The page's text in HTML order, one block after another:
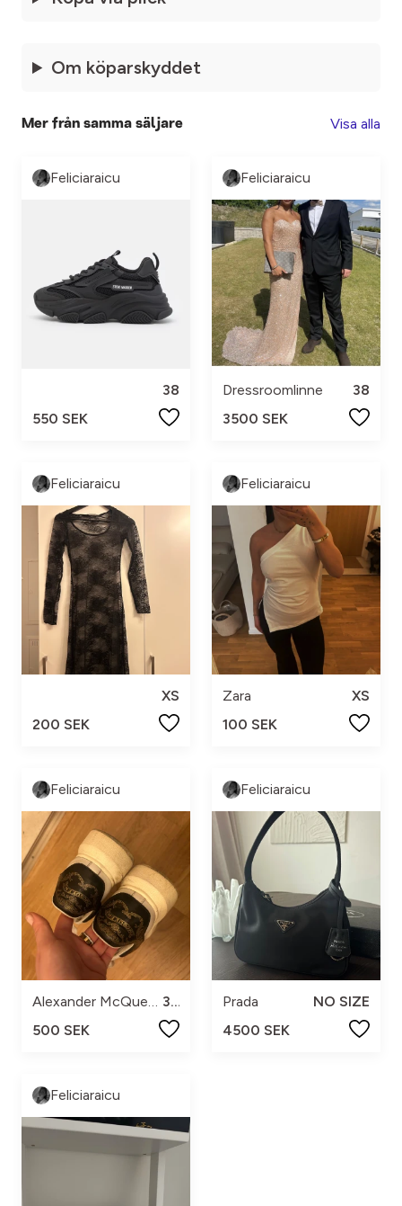
Om köparskyddet
Mer från samma säljare Visa alla
Feliciaraicu
38
550 SEK
Feliciaraicu
Dressroomlinne
38
3500 SEK
Feliciaraicu
XS
200 SEK
Feliciaraicu
Zara
XS
100 SEK
Feliciaraicu
Alexander McQueen
39
500 SEK
Feliciaraicu
Prada
NO SIZE
4500 SEK
Feliciaraicu